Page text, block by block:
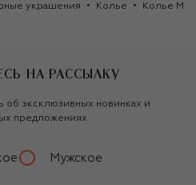
украшения Колье Колье
НА РАССЫЛКУ
об эксклюзивных новинках и
предложениях
Мужское